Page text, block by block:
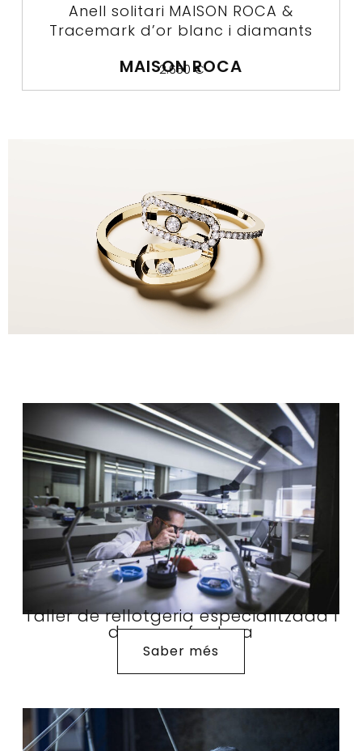
Anell solitari MAISON ROCA &
Tracemark d’or blanc i diamants
MAISON ROCA
2.650€
Taller de rellotgeria especialitzada i
de manufactura
Saber més